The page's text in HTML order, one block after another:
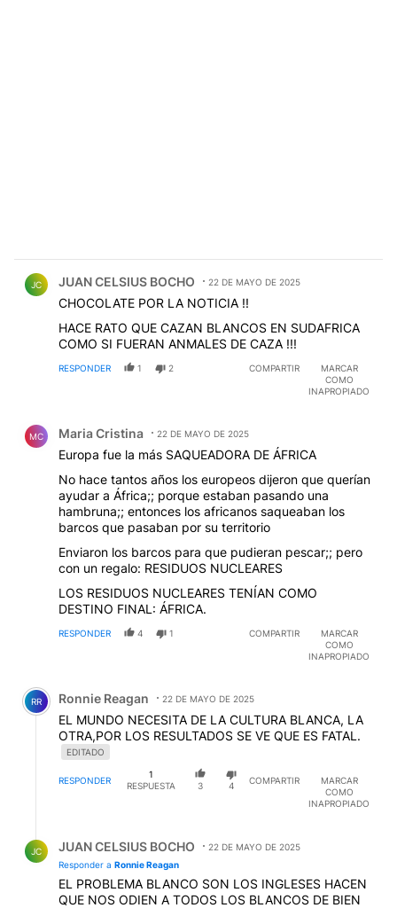
JC JUAN CELSIUS BOCHO 22 DE MAYO DE 2025
CHOCOLATE POR LA NOTICIA !!
HACE RATO QUE CAZAN BLANCOS EN SUDAFRICA
COMO SI FUERAN ANMALES DE CAZA !!!
RESPONDER 1 2 COMPARTIR
MARCAR
COMO
INAPROPIADO
MC Maria Cristina 22 DE MAYO DE 2025
Europa fue la más SAQUEADORA DE ÁFRICA
No hace tantos años los europeos dijeron que querían
ayudar a África;; porque estaban pasando una
hambruna;; entonces los africanos saqueaban los
barcos que pasaban por su territorio
Enviaron los barcos para que pudieran pescar;; pero
con un regalo: RESIDUOS NUCLEARES
LOS RESIDUOS NUCLEARES TENÍAN COMO
DESTINO FINAL: ÁFRICA.
RESPONDER 4 1 COMPARTIR
MARCAR
COMO
INAPROPIADO
Comentario de Ronnie Reagan.
RR Ronnie Reagan 22 DE MAYO DE 2025
EL MUNDO NECESITA DE LA CULTURA BLANCA, LA
OTRA,POR LOS RESULTADOS SE VE QUE ES FATAL.
EDITADO
RESPONDER
1
RESPUESTA
3 4
COMPARTIR
MARCAR
COMO
INAPROPIADO
JC JUAN CELSIUS BOCHO
22 DE MAYO DE 2025
Responder a Ronnie Reagan
EL PROBLEMA BLANCO SON LOS INGLESES HACEN
QUE NOS ODIEN A TODOS LOS BLANCOS DE BIEN